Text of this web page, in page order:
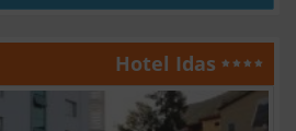
Hotel Idas